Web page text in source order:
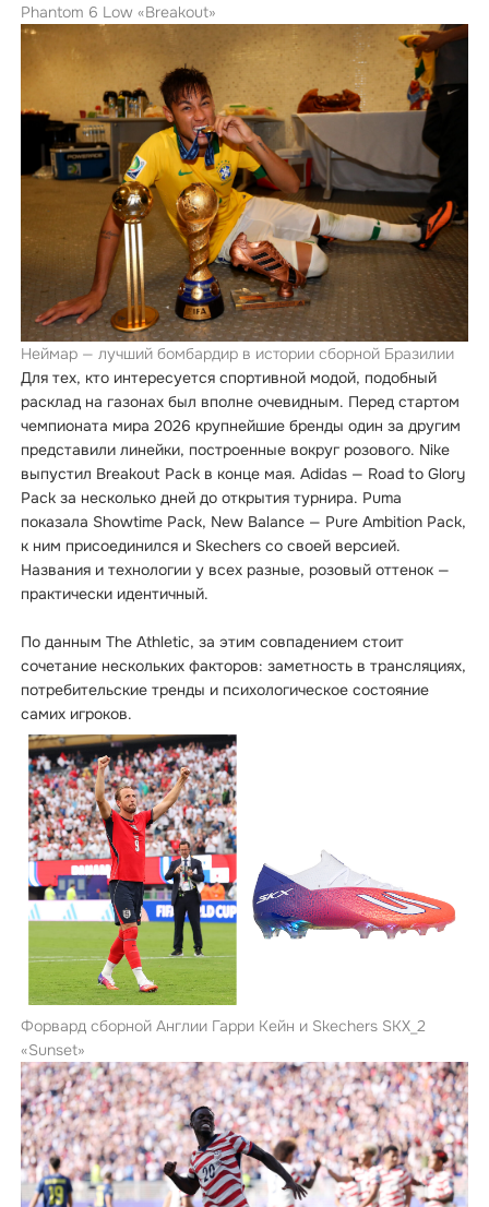
Phantom 6 Low «Breakout»
Неймар — лучший бомбардир в истории сборной Бразилии
Для тех, кто интересуется спортивной модой, подобный
расклад на газонах был вполне очевидным. Перед стартом
чемпионата мира 2026 крупнейшие бренды один за другим
представили линейки, построенные вокруг розового. Nike
выпустил Breakout Pack в конце мая. Adidas — Road to Glory
Pack за несколько дней до открытия турнира. Puma
показала Showtime Pack, New Balance — Pure Ambition Pack,
к ним присоединился и Skechers со своей версией.
Названия и технологии у всех разные, розовый оттенок —
практически идентичный.
По данным The Athletic, за этим совпадением стоит
сочетание нескольких факторов: заметность в трансляциях,
потребительские тренды и психологическое состояние
самих игроков.
Форвард сборной Англии Гарри Кейн и Skechers SKX_2
«Sunset»